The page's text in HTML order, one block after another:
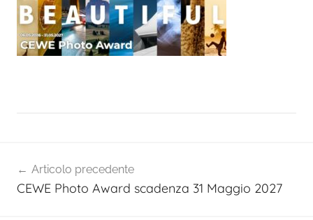
articoli
Articolo precedente
CEWE Photo Award scadenza 31 Maggio 2027